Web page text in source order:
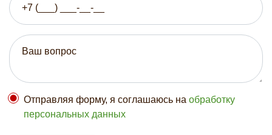
Отправляя форму, я соглашаюсь на обработку
персональных данных